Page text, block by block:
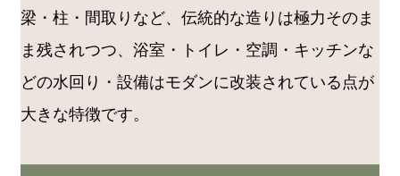
梁・柱・間取りなど、伝統的な造りは極力そのま
ま残されつつ、浴室・トイレ・空調・キッチンな
どの水回り・設備はモダンに改装されている点が
大きな特徴です。